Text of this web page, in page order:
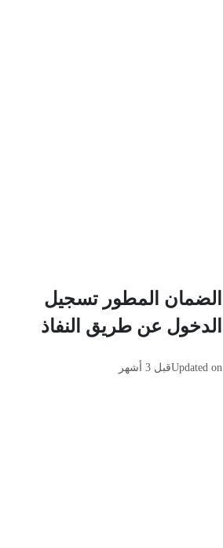
الضمان المطور تسجيل
الدخول عن طريق النفاذ
Updated onقبل 3 أشهر